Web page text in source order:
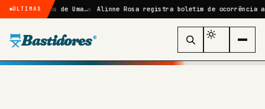
ÚLTIMAS
de Uma… Alinne Rosa registra boletim de ocorrência após
Bastidores ®